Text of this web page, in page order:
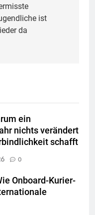
ist
da
ein
nichts verändert
schafft
0
Onboard-Kurier-